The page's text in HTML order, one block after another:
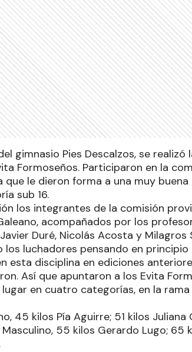
gimnasio Pies Descalzos, se
Formoseños. Participaron en la
le dieron forma a una muy
sub 16.
los integrantes de la comisión
acompañados por los
Duré, Nicolás Acosta y Milagros
los luchadores pensando en
esta disciplina en ediciones
Así que apuntaron a los Evita
en cuatro categorías, en la rama
45 kilos Pía Aguirre; 51 kilos Juliana
55 kilos Gerardo Lugo; 65